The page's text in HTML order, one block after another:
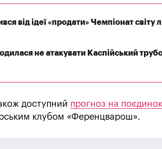
від ідеї «продати» Чемпіонат
не атакувати Каспійський
доступний прогноз на
клубом «Ференцварош».